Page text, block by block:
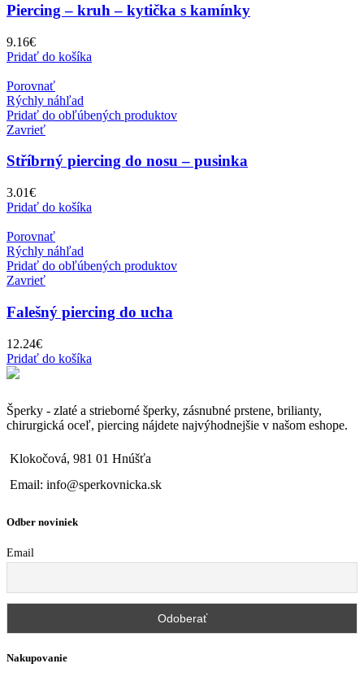
Piercing – kruh – kytička s kamínky
9.16€
Pridať do košíka
Porovnať
Rýchly náhľad
Pridať do obľúbených produktov
Zavrieť
Stříbrný piercing do nosu – pusinka
3.01€
Pridať do košíka
Porovnať
Rýchly náhľad
Pridať do obľúbených produktov
Zavrieť
Falešný piercing do ucha
12.24€
Pridať do košíka
Šperky - zlaté a strieborné šperky, zásnubné prstene, brilianty,
chirurgická oceľ, piercing nájdete najvýhodnejšie v našom eshope.
Klokočová, 981 01 Hnúšťa
Email: info@sperkovnicka.sk
Odber noviniek
Email
Nakupovanie